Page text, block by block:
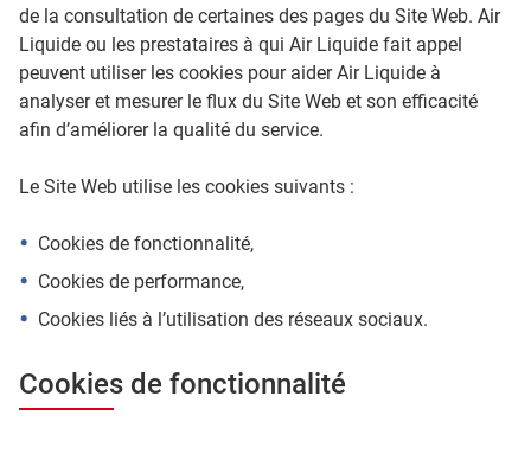
de la consultation de certaines des pages du Site Web. Air
Liquide ou les prestataires à qui Air Liquide fait appel
peuvent utiliser les cookies pour aider Air Liquide à
analyser et mesurer le flux du Site Web et son efficacité
afin d’améliorer la qualité du service.
Le Site Web utilise les cookies suivants :
Cookies de fonctionnalité,
Cookies de performance,
Cookies liés à l’utilisation des réseaux sociaux.
Cookies de fonctionnalité